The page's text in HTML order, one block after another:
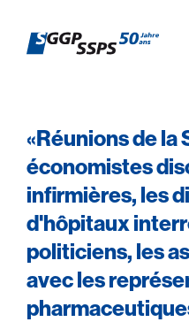
«Réunions de la
économistes
infirmières, les
d'hôpitaux
politiciens, les
avec les